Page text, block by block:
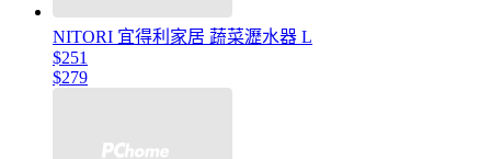
NITORI 宜得利家居 蔬菜瀝水器 L
$251
$279